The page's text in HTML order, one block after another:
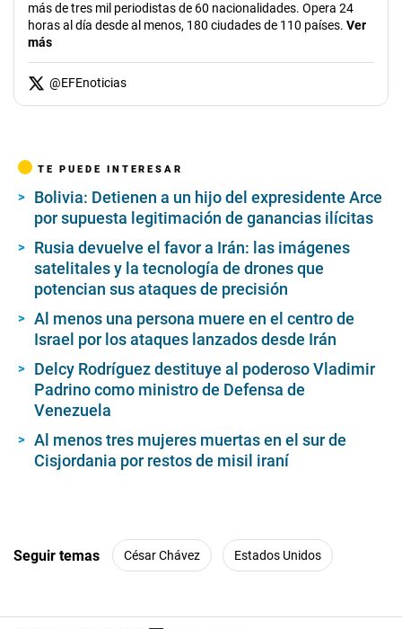
más de tres mil periodistas de 60 nacionalidades. Opera 24
horas al día desde al menos, 180 ciudades de 110 países. Ver
más
@EFEnoticias
TE PUEDE INTERESAR
Bolivia: Detienen a un hijo del expresidente Arce
por supuesta legitimación de ganancias ilícitas
Rusia devuelve el favor a Irán: las imágenes
satelitales y la tecnología de drones que
potencian sus ataques de precisión
Al menos una persona muere en el centro de
Israel por los ataques lanzados desde Irán
Delcy Rodríguez destituye al poderoso Vladimir
Padrino como ministro de Defensa de
Venezuela
Al menos tres mujeres muertas en el sur de
Cisjordania por restos de misil iraní
Seguir temas César Chávez Estados Unidos